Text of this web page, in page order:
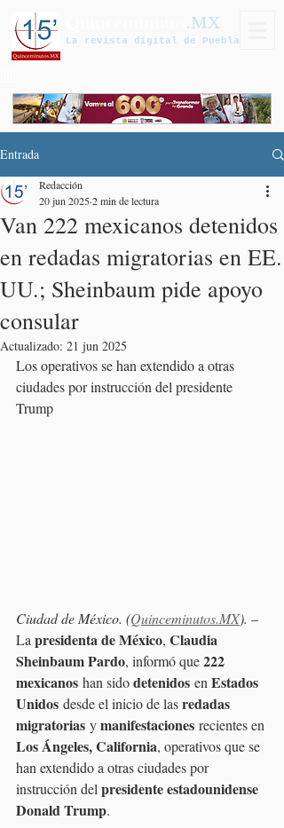
.MX
La revista digital de Puebla
Entrada
Van 222 mexicanos detenidos
en redadas migratorias en EE.
UU.; Sheinbaum pide apoyo
consular
Redacción
20 jun 20252 min de lectura
Actualizado: 21 jun 2025
Los operativos se han extendido a otras
ciudades por instrucción del presidente
Trump
Ciudad de México. (Quinceminutos.MX). –
La presidenta de México, Claudia
Sheinbaum Pardo, informó que 222
mexicanos han sido detenidos en Estados
Unidos desde el inicio de las redadas
migratorias y manifestaciones recientes en
Los Ángeles, California, operativos que se
han extendido a otras ciudades por
instrucción del presidente estadounidense
Donald Trump.